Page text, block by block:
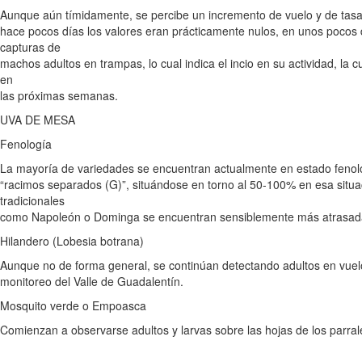
Aunque aún tímidamente, se percibe un incremento de vuelo y de
hace pocos días los valores eran prácticamente nulos, en unos
capturas de
machos adultos en trampas, lo cual indica el incio en su actividad, la
en
las próximas semanas.
UVA DE MESA
Fenología
La mayoría de variedades se encuentran actualmente en estado
“racimos separados (G)”, situándose en torno al 50-100% en esa
tradicionales
como Napoleón o Dominga se encuentran sensiblemente más
Hilandero (Lobesia botrana)
Aunque no de forma general, se continúan detectando adultos en
monitoreo del Valle de Guadalentín.
Mosquito verde o Empoasca
Comienzan a observarse adultos y larvas sobre las hojas de los